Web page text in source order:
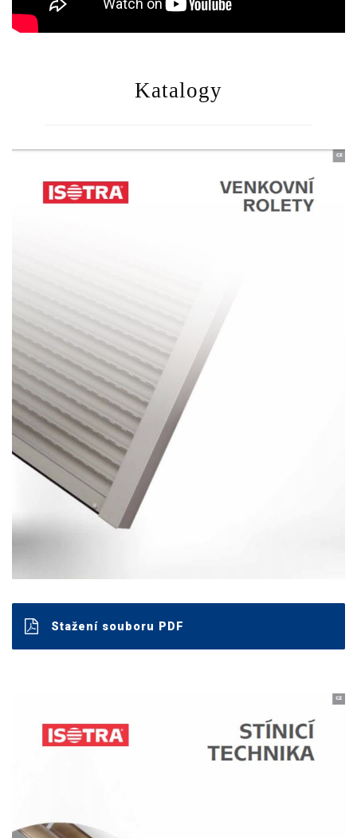
Katalogy
Stažení souboru PDF